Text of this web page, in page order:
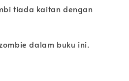
tiada kaitan dengan
dalam buku ini.